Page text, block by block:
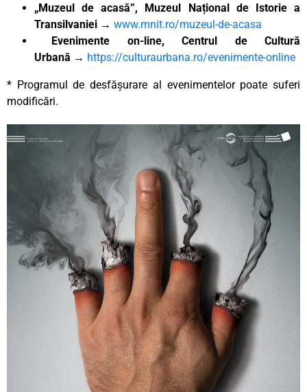
„Muzeul de acasă”, Muzeul Național de Istorie a
Transilvaniei → www.mnit.ro/muzeul-de-acasa
Evenimente on-line, Centrul de Cultură
Urbană → https://culturaurbana.ro/evenimente-online
* Programul de desfășurare al evenimentelor poate suferi
modificări.